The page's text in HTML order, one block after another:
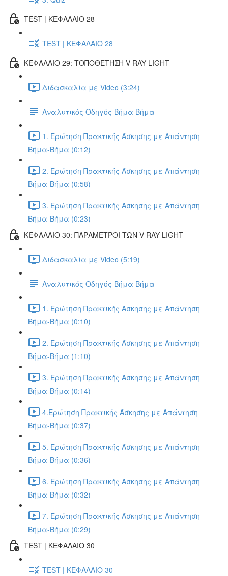
TEST | ΚΕΦΑΛΑΙΟ 28
TEST | ΚΕΦΑΛΑΙΟ 28
ΚΕΦΑΛΑΙΟ 29: ΤΟΠΟΘΕΤΗΣΗ V-RAY LIGHT
Διδασκαλία με Video (3:24)
Αναλυτικός Οδηγός Βήμα Βήμα
1. Ερώτηση Πρακτικής Άσκησης με Απάντηση
Βήμα-Βήμα (0:12)
2. Ερώτηση Πρακτικής Άσκησης με Απάντηση
Βήμα-Βήμα (0:58)
3. Ερώτηση Πρακτικής Άσκησης με Απάντηση
Βήμα-Βήμα (0:23)
ΚΕΦΑΛΑΙΟ 30: ΠΑΡΑΜΕΤΡΟΙ ΤΩΝ V-RAY LIGHT
Διδασκαλία με Video (5:19)
Αναλυτικός Οδηγός Βήμα Βήμα
1. Ερώτηση Πρακτικής Άσκησης με Απάντηση
Βήμα-Βήμα (0:10)
2. Ερώτηση Πρακτικής Άσκησης με Απάντηση
Βήμα-Βήμα (1:10)
3. Ερώτηση Πρακτικής Άσκησης με Απάντηση
Βήμα-Βήμα (0:14)
4.Ερώτηση Πρακτικής Άσκησης με Απάντηση
Βήμα-Βήμα (0:37)
5. Ερώτηση Πρακτικής Άσκησης με Απάντηση
Βήμα-Βήμα (0:36)
6. Ερώτηση Πρακτικής Άσκησης με Απάντηση
Βήμα-Βήμα (0:32)
7. Ερώτηση Πρακτικής Άσκησης με Απάντηση
Βήμα-Βήμα (0:29)
TEST | ΚΕΦΑΛΑΙΟ 30
TEST | ΚΕΦΑΛΑΙΟ 30